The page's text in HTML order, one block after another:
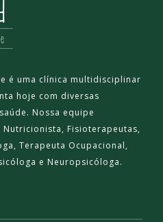
é uma clínica multidisciplinar
hoje com diversas
Nossa equipe
Fisioterapeutas,
Terapeuta Ocupacional,
e Neuropsicóloga.